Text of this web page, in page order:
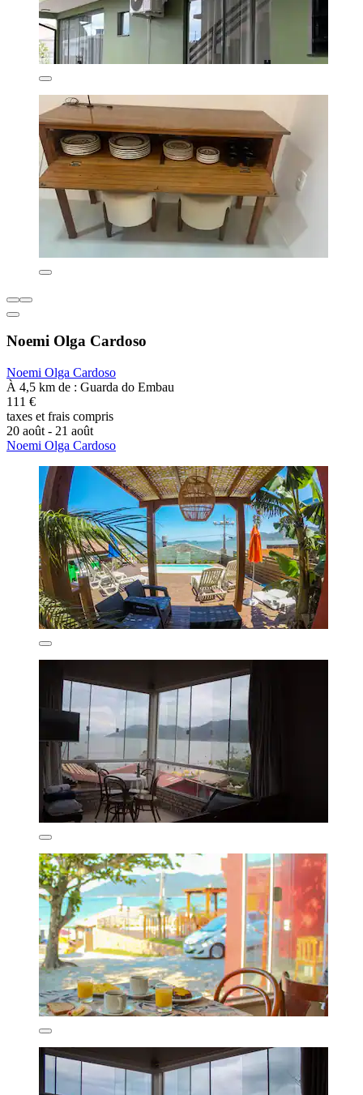
Noemi Olga Cardoso
Noemi Olga Cardoso
À 4,5 km de : Guarda do Embau
111 €
taxes et frais compris
20 août - 21 août
Noemi Olga Cardoso